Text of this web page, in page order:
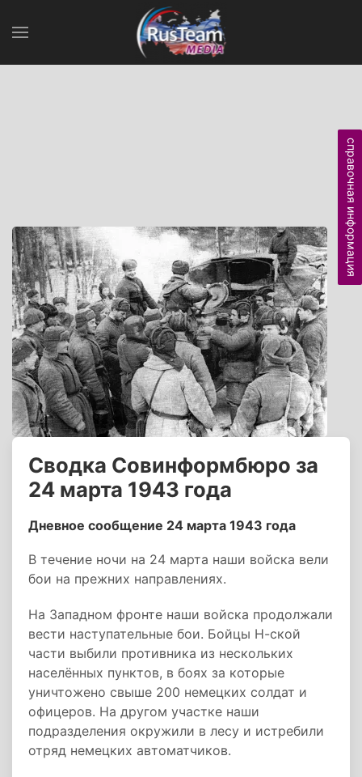
Сводка Совинформбюро за
24 марта 1943 года
Дневное сообщение 24 марта 1943 года
В течение ночи на 24 марта наши войска вели
бои на прежних направлениях.
На Западном фронте наши войска продолжали
вести наступательные бои. Бойцы Н-ской
части выбили противника из нескольких
населённых пунктов, в боях за которые
уничтожено свыше 200 немецких солдат и
офицеров. На другом участке наши
подразделения окружили в лесу и истребили
отряд немецких автоматчиков.
справочная информация